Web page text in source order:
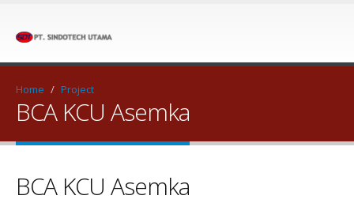
Home / Project
BCA KCU Asemka
BCA KCU Asemka